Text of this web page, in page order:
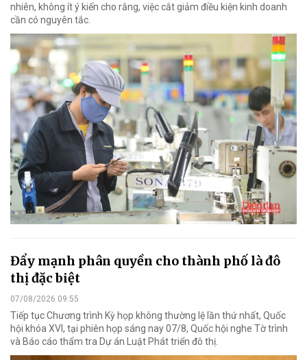
nhiên, không ít ý kiến cho rằng, việc cắt giảm điều kiện kinh doanh
cần có nguyên tắc.
Đẩy mạnh phân quyền cho thành phố là đô
thị đặc biệt
07/08/2026 09:55
Tiếp tục Chương trình Kỳ họp không thường lệ lần thứ nhất, Quốc
hội khóa XVI, tại phiên họp sáng nay 07/8, Quốc hội nghe Tờ trình
và Báo cáo thẩm tra Dự án Luật Phát triển đô thị.